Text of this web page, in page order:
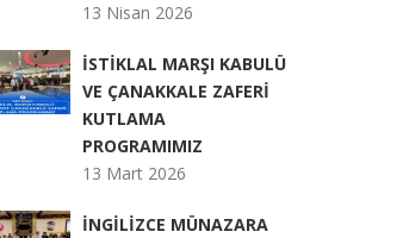
13 Nisan 2026
İSTİKLAL MARŞI KABULÜ
VE ÇANAKKALE ZAFERİ
KUTLAMA
PROGRAMIMIZ
13 Mart 2026
İNGİLİZCE MÜNAZARA